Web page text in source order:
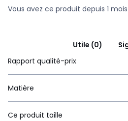
Vous avez ce produit depuis 1 mois
Utile (0)
Rapport qualité-prix
Matière
Ce produit taille